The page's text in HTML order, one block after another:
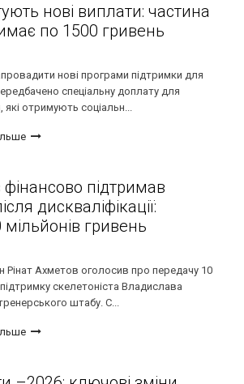
нові виплати: частина
по 1500 гривень
нові програми підтримки для
спеціальну доплату для
отримують соціальн...
підтримав
дискваліфікації:
гривень
Рінат Ахметов оголосив про передачу 10
скелетоніста Владислава
штабу. С...